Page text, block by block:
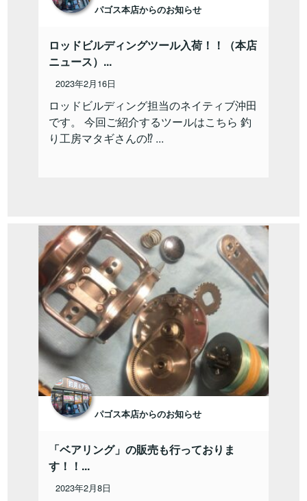
パゴス本店からのお知らせ
ロッドビルディングツール入荷！！（本店
ニュース）...
2023年2月16日
ロッドビルディング担当のネイティブ沖田
です。 今回ご紹介するツールはこちら 釣
り工房マタギさんの⁉ ...
パゴス本店からのお知らせ
「ベアリング」の販売も行っておりま
す！！...
2023年2月8日